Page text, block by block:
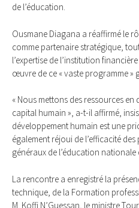
de l’éducation.
Ousmane Diagana a réaffirmé le
comme partenaire stratégique,
l’expertise de l’institution
œuvre de ce « vaste programme »
« Nous mettons des ressources
capital humain », a-t-il affirmé,
développement humain est une
également réjoui de l’efficacité
généraux de l’éducation nationale
La rencontre a enregistré la
technique, de la Formation
M. Koffi N’Guessan, le ministre